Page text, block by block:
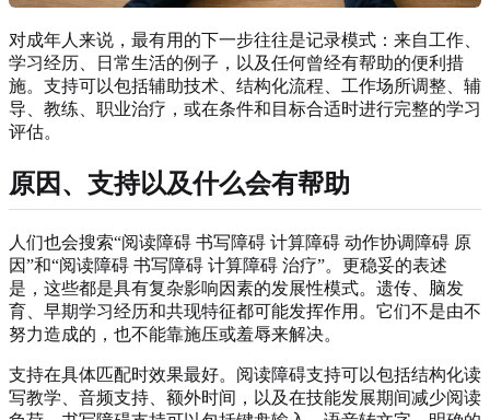
对成年人来说，最有用的下一步往往是记录模式：来自工作、
学习经历、日常生活的例子，以及任何曾经有帮助的便利措
施。支持可以包括辅助技术、结构化流程、工作场所调整、辅
导、教练、职业治疗，或在条件和目标合适时进行完整的学习
评估。
原因、支持以及什么会有帮助
人们也会搜索“阅读障碍 书写障碍 计算障碍 动作协调障碍 原
因”和“阅读障碍 书写障碍 计算障碍 治疗”。更稳妥的表述
是，这些都是具有复杂影响因素的发展性模式。遗传、脑发
育、早期学习经历和共现特征都可能发挥作用。它们不是由不
努力造成的，也不能靠施压或羞辱来解决。
支持在具体匹配时效果最好。阅读障碍支持可以包括结构化读
写教学、音频支持、额外时间，以及在技能发展期间减少阅读